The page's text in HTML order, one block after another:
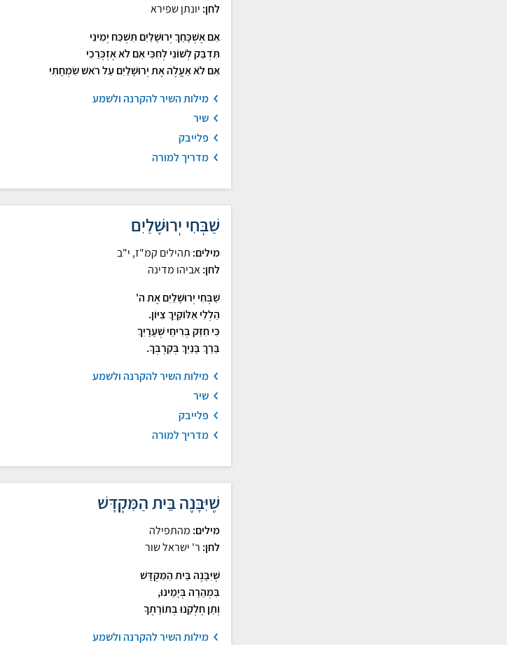
לחן: יונתן שפירא
אִם אֶשְׁכָּחֵךְ יְרוּשָׁלַיִם תִּשְׁכַּח יְמִינִי
תִּדְבַּק לְשׁוֹנִי לְחִכִּי אִם לֹא אֶזְכְּרֵכִי
אִם לֹא אַעֲלֶה אֶת יְרוּשָׁלַיִם עַל רֹאשׁ שִׂמְחָתִי
מילות השיר להקרנה ולשמע
שיר
פלייבק
מדריך למורה
שַׁבְּחִי יְרוּשָׁלַיִם
מילים: תהילים קמ"ז, י"ב
לחן:אביהו מדינה
שַׁבְּחִי יְרוּשָׁלַיִם אֶת ה'
הַלְלִי אַלּוֹקַיִךְ צִיּוֹן.
כִּי חִזַּק בְּרִיחֵי שְׁעָרָיִךְ
בֵּרֵךְ בָּנַיִךְ בְּקִרְבְּךָ.
מילות השיר להקרנה ולשמע
שיר
פלייבק
מדריך למורה
שֶׁיִּבָּנֶה בֵּית הַמִּקְדָּשׁ
מילים: מהתפילה
לחן: ר' ישראל שור
שֶׁיִּבָּנֶה בֵּית הַמִּקְדָּשׁ
בִּמְהֵרָה בְּיָמֵינוּ,
וְתֵן חֶלְקֵנוּ בְּתוֹרָתֶךָ
מילות השיר להקרנה ולשמע